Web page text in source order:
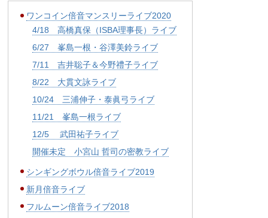
ワンコイン倍音マンスリーライブ2020
4/18 高橋真保（ISBA理事長）ライブ
6/27 峯島一根・谷澤美鈴ライブ
7/11 吉井聡子＆今野禮子ライブ
8/22 大貫文詠ライブ
10/24 三浦伸子・泰眞弓ライブ
11/21 峯島一根ライブ
12/5 武田祐子ライブ
開催未定 小宮山 哲司の密教ライブ
シンギングボウル倍音ライブ2019
新月倍音ライブ
フルムーン倍音ライブ2018